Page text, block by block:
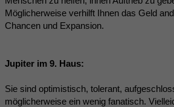
Möglicherweise verhilft Ihnen das Geld
Chancen und Expansion.
Jupiter im 9. Haus:
Sie sind optimistisch, tolerant,
möglicherweise ein wenig fanatisch.